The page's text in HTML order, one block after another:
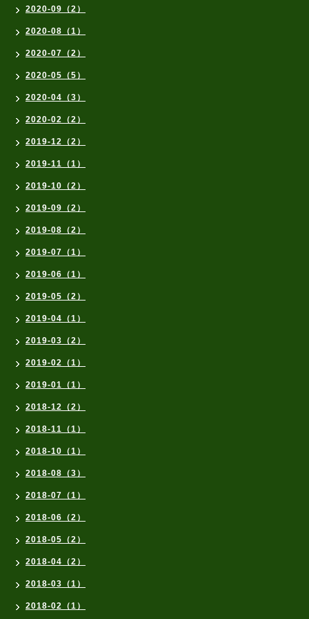
2020-09（2）
2020-08（1）
2020-07（2）
2020-05（5）
2020-04（3）
2020-02（2）
2019-12（2）
2019-11（1）
2019-10（2）
2019-09（2）
2019-08（2）
2019-07（1）
2019-06（1）
2019-05（2）
2019-04（1）
2019-03（2）
2019-02（1）
2019-01（1）
2018-12（2）
2018-11（1）
2018-10（1）
2018-08（3）
2018-07（1）
2018-06（2）
2018-05（2）
2018-04（2）
2018-03（1）
2018-02（1）